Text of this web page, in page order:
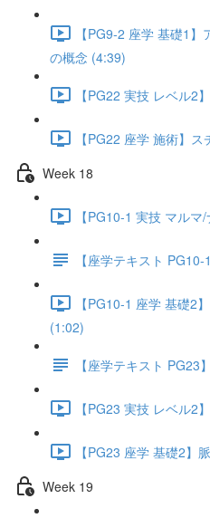
【PG9-2 座学 基礎1
の概念 (4:39)
【PG22 実技 レベル2
【PG22 座学 施術】
Week 18
【PG10-1 実技 マル
【座学テキスト PG10-
【PG10-1 座学 基礎2
(1:02)
【座学テキスト PG23】
【PG23 実技 レベル2
【PG23 座学 基礎2】
Week 19